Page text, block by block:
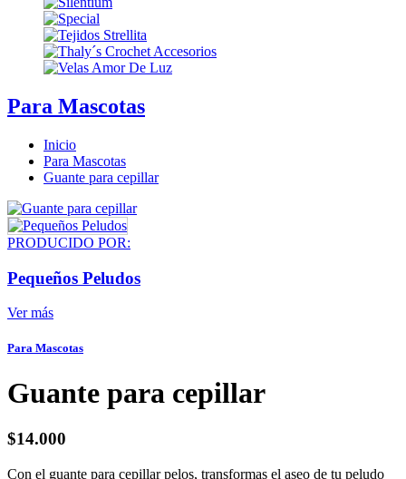
Para Mascotas
Inicio
Para Mascotas
Guante para cepillar
PRODUCIDO POR:
Pequeños Peludos
Ver más
Para Mascotas
Guante para cepillar
$14.000
Con el guante para cepillar pelos, transformas el aseo de tu peludo